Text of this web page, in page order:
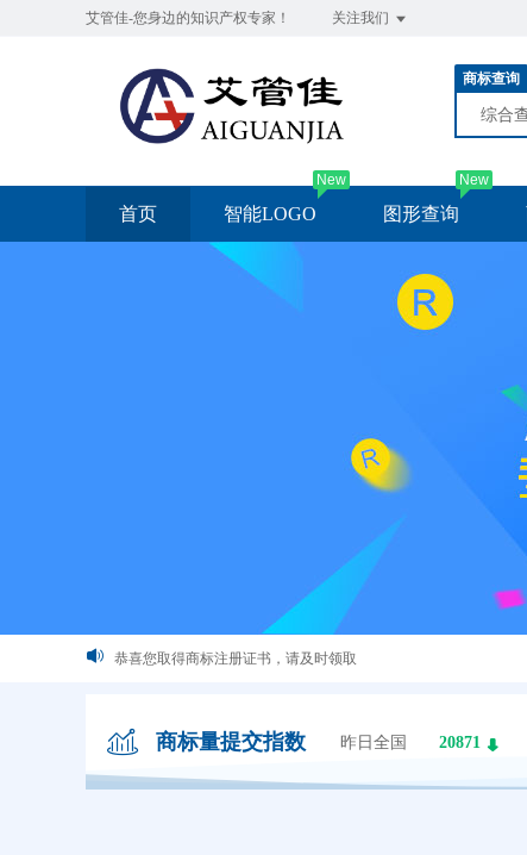
艾管佳-您身边的知识产权专家！ 关注我们
商标查询
综合
首页 智能LOGO
New
图形查询
New
这些logo背后竟有这样的含义？
恭喜您取得商标注册证书，请及时领取
商标量提交指数 昨日全国 20871